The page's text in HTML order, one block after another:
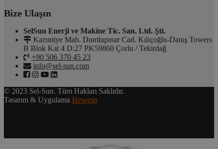
Bize Ulaşın
SelSun Enerji ve Makine Tic. San. Ltd. Şti.
Kazımiye Mah. Dumlupınar Cad. Kılıçoğlu-Danış Towers
B Blok Kat 4 D:27 PK59860 Çorlu / Tekirdağ
+90 506 370 45 23
info@sel-sun.com
© 2023 Sel-Sun. Tüm Hakları Saklıdır.
Tasarım & Uygulama Heweso